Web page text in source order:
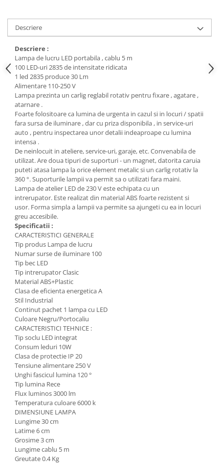
Adezivi si benzi adezive
Chei , clesti , patenti
Cose / Coliere plastic
Pistoale de lipit si accesorii
Scule si unelte de
taiat,accesorii pentru gaurit si
insurubat
Sonerii
Trepied
Ventilator
Lanterne
Accesorii camping
Conetica si conexiuni
Masina de facut gheata
Produse grele si voluminoase
Promotii
Descriere
Descriere :
Lampa de lucru LED portabila , cablu 5 m
100 LED-uri 2835 de intensitate ridicata
1 led 2835 produce 30 Lm
Alimentare 110-250 V
Lampa prezinta un carlig reglabil rotativ pentru fixare , agatare ,
atarnare .
Foarte folositoare ca lumina de urgenta in cazul si in locuri / spatii
fara sursa de iluminare , dar cu priza disponibila , in service-uri
auto , pentru inspectarea unor detalii indeaproape cu lumina
intensa .
De neinlocuit in ateliere, service-uri, garaje, etc. Convenabila de
utilizat. Are doua tipuri de suporturi - un magnet, datorita caruia
puteti atasa lampa la orice element metalic si un carlig rotativ la
360 °. Suporturile lampii va permit sa o utilizati fara maini.
Lampa de atelier LED de 230 V este echipata cu un
intrerupator. Este realizat din material ABS foarte rezistent si
usor. Forma simpla a lampii va permite sa ajungeti cu ea in locuri
greu accesibile.
Specificatii :
CARACTERISTICI GENERALE
Tip produs Lampa de lucru
Numar surse de iluminare 100
Tip bec LED
Tip intrerupator Clasic
Material ABS+Plastic
Clasa de eficienta energetica A
Stil Industrial
Continut pachet 1 lampa cu LED
Culoare Negru/Portocaliu
CARACTERISTICI TEHNICE :
Tip soclu LED integrat
Consum leduri 10W
Clasa de protectie IP 20
Tensiune alimentare 250 V
Unghi fascicul lumina 120 °
Tip lumina Rece
Flux luminos 3000 lm
Temperatura culoare 6000 k
DIMENSIUNE LAMPA
Lungime 30 cm
Latime 6 cm
Grosime 3 cm
Lungime cablu 5 m
Greutate 0.4 Kg